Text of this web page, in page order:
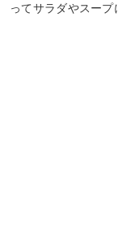
ってサラダやスープ